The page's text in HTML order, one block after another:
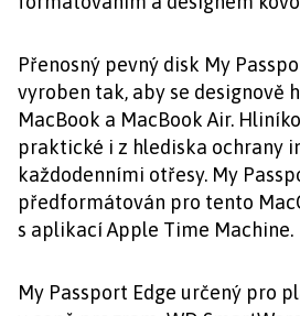
Přenosný pevný disk My
vyroben tak, aby se designově
MacBook a MacBook Air.
praktické i z hlediska ochrany
každodenními otřesy. My
předformátován pro tento
s aplikací Apple Time Machine.
My Passport Edge určený pro